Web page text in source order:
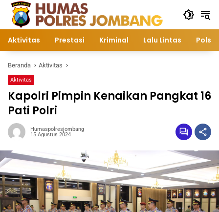
Langsung
konten
Aktivitas Prestasi Kriminal Lalu Lintas
Beranda Aktivitas
Aktivitas
Kapolri Pimpin Kenaikan Pangkat 16
Pati Polri
Humaspolresjombang
15 Agustus 2024